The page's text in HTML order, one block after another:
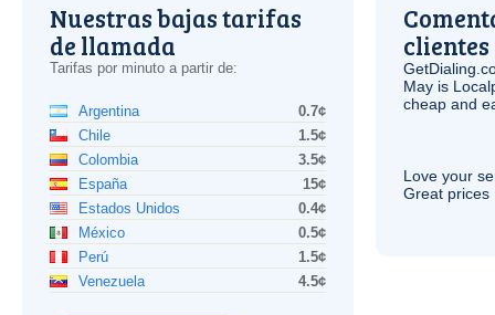
Nuestras bajas tarifas
de llamada
Tarifas por minuto a partir de:
Argentina
0.7¢
Chile
1.5¢
Colombia
3.5¢
España
15¢
Estados Unidos
0.4¢
México
0.5¢
Perú
1.5¢
Venezuela
4.5¢
clientes
May is
cheap and
Love your
Great prices